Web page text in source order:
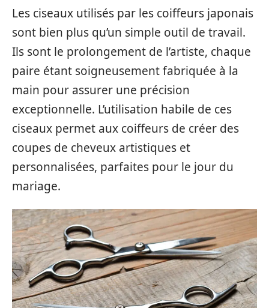
Les ciseaux utilisés par les coiffeurs japonais
sont bien plus qu’un simple outil de travail.
Ils sont le prolongement de l’artiste, chaque
paire étant soigneusement fabriquée à la
main pour assurer une précision
exceptionnelle. L’utilisation habile de ces
ciseaux permet aux coiffeurs de créer des
coupes de cheveux artistiques et
personnalisées, parfaites pour le jour du
mariage.